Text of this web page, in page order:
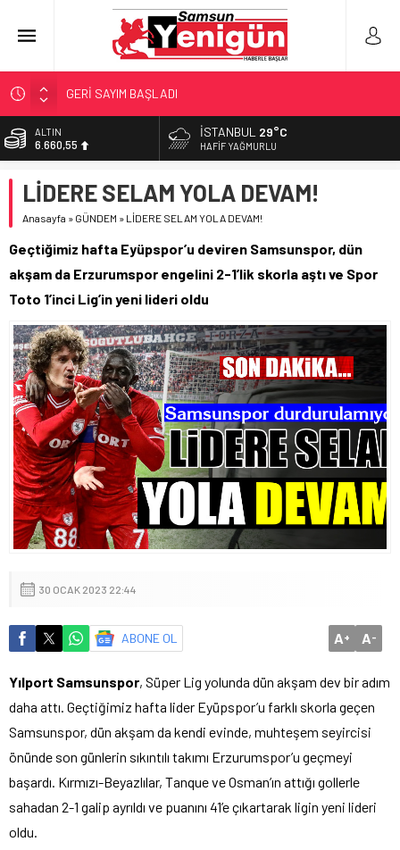
GERİ SAYIM BAŞLADI
SAMSUNSPOR’DA HEDEF 5’İNCİLİK!
‘BAFRA’YA YATIRIM YAPIN!’
YÖNETİCİ SEÇERKEN YAPILAN EN BÜYÜK HATALAR
BİST
13.779,39
47,7111
EURO
6.660,55
İSTANBUL 29°C
HAFIF YAĞMURLU
LİDERE SELAM YOLA DEVAM!
Anasayfa » GÜNDEM » LİDERE SELAM YOLA DEVAM!
Geçtiğimiz hafta Eyüpspor’u deviren Samsunspor, dün
akşam da Erzurumspor engelini 2-1’lik skorla aştı ve Spor
Toto 1’inci Lig’in yeni lideri oldu
30 OCAK 2023 22:44
ABONE OL A+ A-
Yılport Samsunspor, Süper Lig yolunda dün akşam dev bir adım
daha attı. Geçtiğimiz hafta lider Eyüpspor’u farklı skorla geçen
Samsunspor, dün akşam da kendi evinde, muhteşem seyircisi
önünde son günlerin sıkıntılı takımı Erzurumspor’u geçmeyi
başardı. Kırmızı-Beyazlılar, Tanque ve Osman’ın attığı gollerle
sahadan 2-1 galip ayrıldı ve puanını 41’e çıkartarak ligin yeni lideri
oldu.